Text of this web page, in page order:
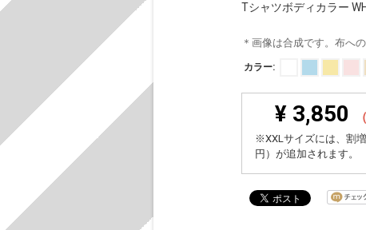
Tシャツボディカラー
＊画像は合成です。布へ
カラー:
¥ 3,850
※XXLサイズには、割
円）が追加されます。